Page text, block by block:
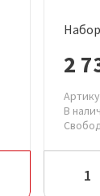
2
В